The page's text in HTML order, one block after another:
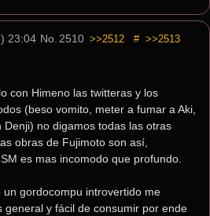
23:04 No. 2510 >>2512 # >>2513
con Himeno las twitteras y los
(beso vomito, meter a fumar a Aki,
no digamos todas las otras
obras de Fujimoto son así,
es mas incomodo que profundo.
gordocompu introvertido me
general y fácil de consumir por ende